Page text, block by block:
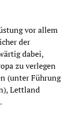
vor allem
der
dabei,
zu verlegen
(unter Führung
Lettland